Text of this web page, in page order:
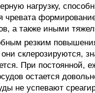
нагрузку,
чревата
а также иными
резким
склерозируются,
При постоянной,
остается
не успевают